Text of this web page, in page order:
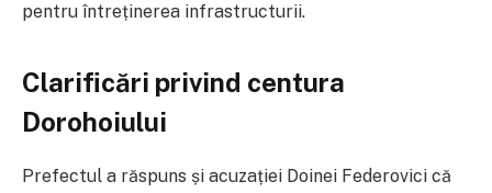
pentru întreținerea infrastructurii.
Clarificări privind centura
Dorohoiului
Prefectul a răspuns și acuzației Doinei Federovici că